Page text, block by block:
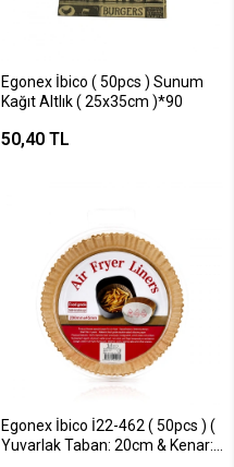
Egonex İbico ( 50pcs ) Sunum
Kağıt Altlık ( 25x35cm )*90
50,40 TL
Egonex İbico İ22-462 ( 50pcs ) (
Yuvarlak Taban: 20cm & Kenar: